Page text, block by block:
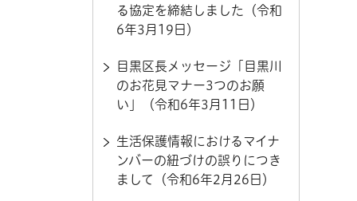
る協定を締結しました（令和
6年3月19日）
目黒区長メッセージ「目黒川
のお花見マナー3つのお願
い」（令和6年3月11日）
生活保護情報におけるマイナ
ンバーの紐づけの誤りにつき
まして（令和6年2月26日）